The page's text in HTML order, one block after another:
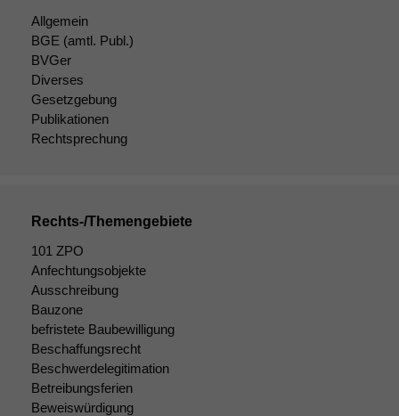
Allgemein
BGE (amtl. Publ.)
BVGer
Diverses
Gesetzgebung
Publikationen
Rechtsprechung
Rechts-/Themengebiete
101 ZPO
Anfechtungsobjekte
Ausschreibung
Bauzone
befristete Baubewilligung
Beschaffungsrecht
Beschwerdelegitimation
Betreibungsferien
Beweiswürdigung